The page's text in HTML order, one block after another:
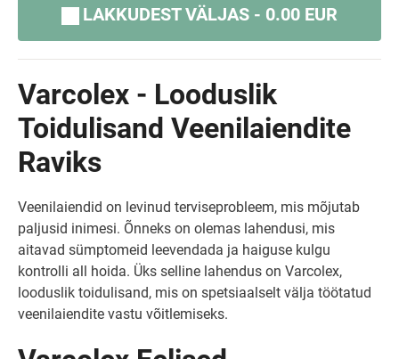
LAKKUDEST VÄLJAS - 0.00 EUR
Varcolex - Looduslik
Toidulisand Veenilaiendite
Raviks
Veenilaiendid on levinud terviseprobleem, mis mõjutab
paljusid inimesi. Õnneks on olemas lahendusi, mis
aitavad sümptomeid leevendada ja haiguse kulgu
kontrolli all hoida. Üks selline lahendus on Varcolex,
looduslik toidulisand, mis on spetsiaalselt välja töötatud
veenilaiendite vastu võitlemiseks.